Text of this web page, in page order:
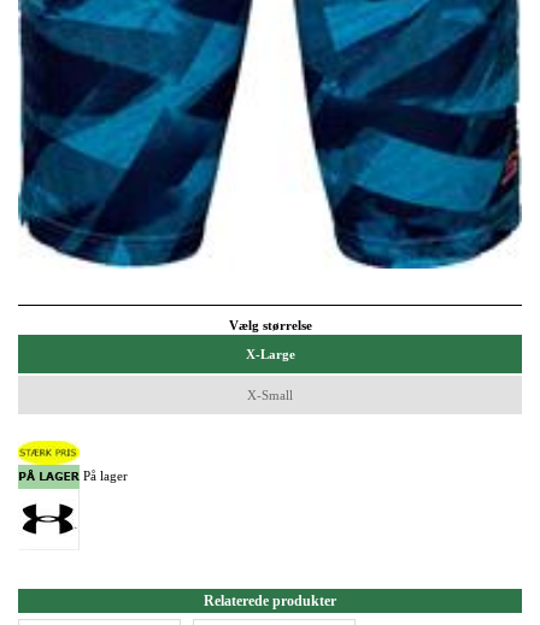
Vælg størrelse
X-Large
X-Small
På lager
Relaterede produkter